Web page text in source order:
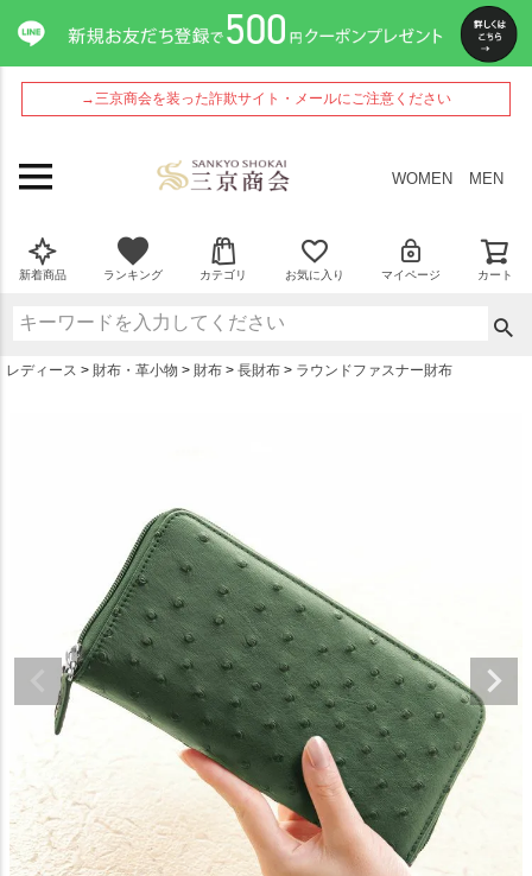
→三京商会を装った詐欺サイト・メールにご注意ください
WOMEN MEN
新着商品 ランキング カテゴリ お気に入り マイページ カート
レディース 財布・革小物 財布 長財布 ラウンドファスナー財布
ペー
ジト
ップ
へ